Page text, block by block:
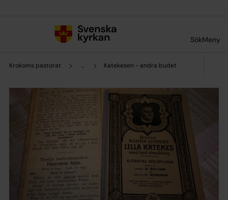
SökMeny
Krokoms pastorat ... Katekesen - andra budet